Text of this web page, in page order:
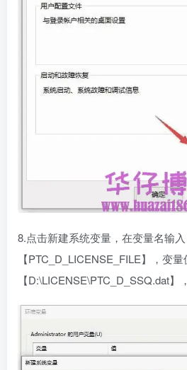
8.点击新建系统变量，在变量名输入
【PTC_D_LICENSE_FILE】，变量
【D:\LICENSE\PTC_D_SSQ.dat】